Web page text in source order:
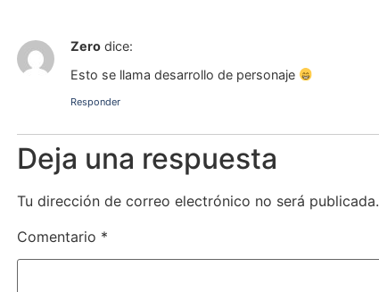
Zero dice:
Esto se llama desarrollo de personaje
Responder
Deja una respuesta
Tu dirección de correo electrónico no será publicada.
Comentario *